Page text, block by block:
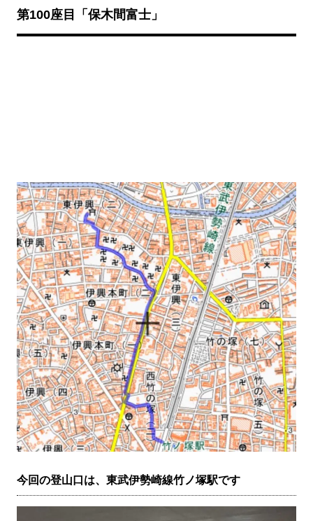
第100座目 「保木間富士 」
今回の登山口は、東武伊勢崎線竹ノ塚駅です